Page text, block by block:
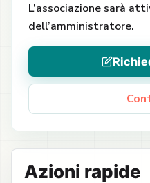
L’associazione sarà
dell’amministratore.
Azioni rapide